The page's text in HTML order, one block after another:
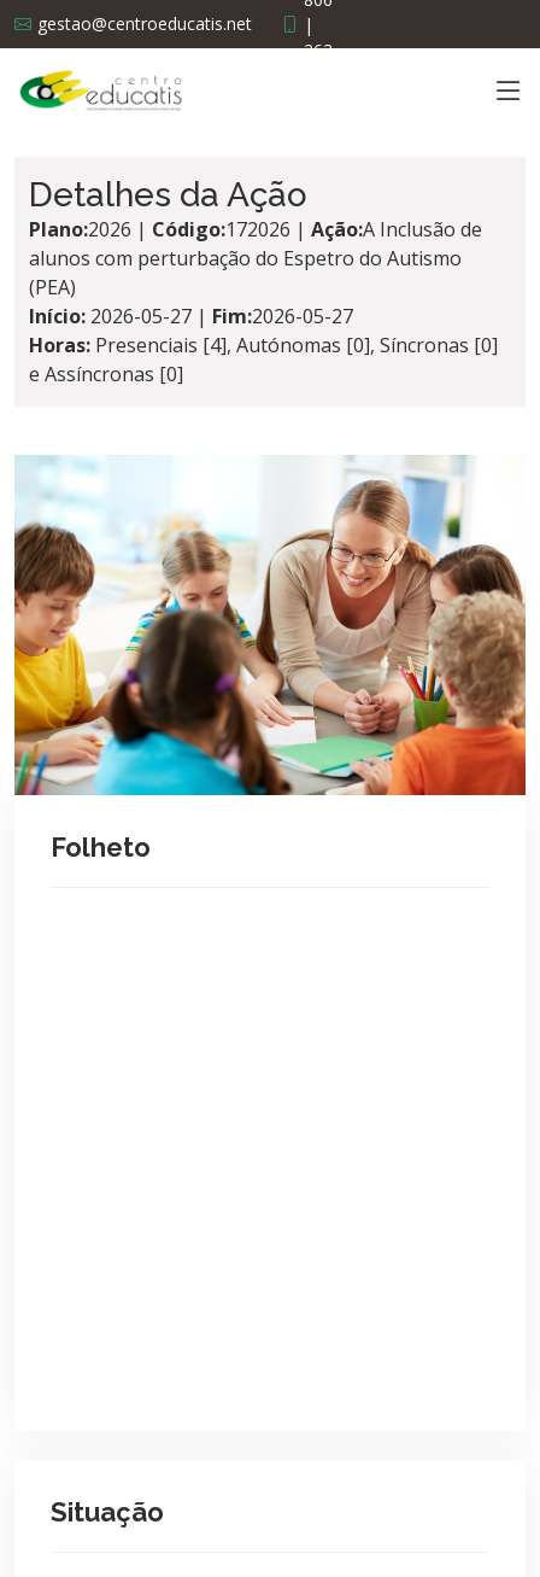
gestao@centroeducatis.net
|
263
Detalhes da Ação
Plano:2026 | Código:172026 | Ação:A Inclusão de
alunos com perturbação do Espetro do Autismo
(PEA)
Início: 2026-05-27 | Fim:2026-05-27
Horas: Presenciais [4], Autónomas [0], Síncronas [0]
e Assíncronas [0]
Folheto
Situação